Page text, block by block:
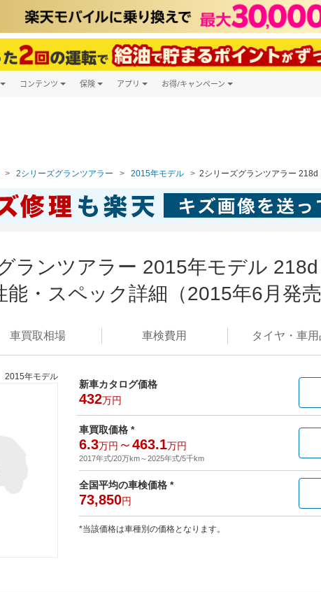
コンテンツ 保険 アプリ お得/キャンペーン
2シリーズグランツアラー 2015年モデル 2シリーズグランツアラー
ランツアラー 2015年モデル
能・スペック詳細（2015年6月発
車買取相場 車検費用 タイヤ・ 車用
2015年モデル
新車カタログ価格
432万円
車買取価格 *
6.3万円 ～463.1万円
2017年式/20万km～2025年式/5千km
全国平均の車検価格 *
73,850円
*当該価格は車種別の価格となります。